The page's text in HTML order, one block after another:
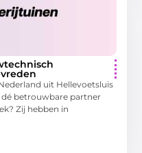
uit Hellevoetsluis
betrouwbare partner
Zij hebben in